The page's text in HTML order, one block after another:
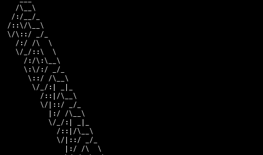
  /\__\
/:/__/_
/::\/\__\
\/\::/ _/_
  /:/ /\  \
  \/_/::\  \
    /:/\:\__\
    \:\/:/ _/_
     \::/ /\__\
      \/_/:| _|_
        /::|/\__\
        \/|::/ _/_
          |:/ /\__\
          \/_/:| _|_
            /::|/\__\
            \/|::/ _/_
              |:/ /\  \